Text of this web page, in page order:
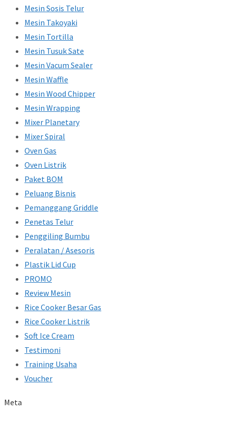
Mesin Sosis Telur
Mesin Takoyaki
Mesin Tortilla
Mesin Tusuk Sate
Mesin Vacum Sealer
Mesin Waffle
Mesin Wood Chipper
Mesin Wrapping
Mixer Planetary
Mixer Spiral
Oven Gas
Oven Listrik
Paket BOM
Peluang Bisnis
Pemanggang Griddle
Penetas Telur
Penggiling Bumbu
Peralatan / Asesoris
Plastik Lid Cup
PROMO
Review Mesin
Rice Cooker Besar Gas
Rice Cooker Listrik
Soft Ice Cream
Testimoni
Training Usaha
Voucher
Meta